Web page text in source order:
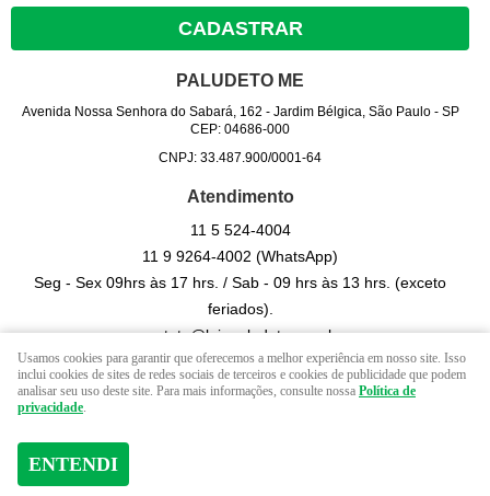
CADASTRAR
PALUDETO ME
Avenida Nossa Senhora do Sabará, 162 - Jardim Bélgica, São Paulo- SP
CEP: 04686-000
CNPJ: 33.487.900/0001-64
Atendimento
11 5524-4004
11 9 9264-4002(WhatsApp)
Seg - Sex 09hrs às 17 hrs. / Sab - 09 hrs às 13 hrs. (exceto
feriados).
contato@lojapaludeto.com.br
LOJA VIRTUAL CRIADA POR
Usamos cookies para garantir que oferecemos a melhor experiência em nosso site. Isso
inclui cookies de sites de redes sociais de terceiros e cookies de publicidade que podem
analisar seu uso deste site. Para mais informações, consulte nossa Política de
privacidade.
ENTENDI